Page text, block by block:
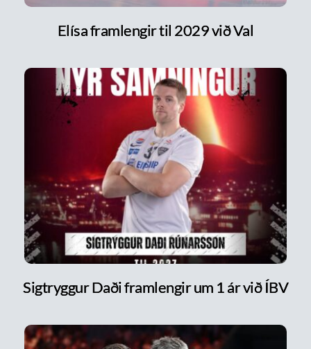
Elísa framlengir til 2029 við Val
Sigtryggur Daði framlengir um 1 ár við ÍBV